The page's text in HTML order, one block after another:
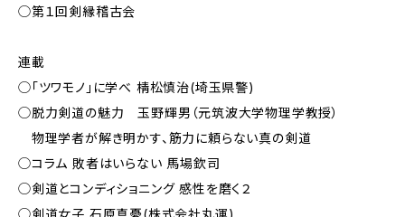
◯第１回剣縁稽古会
連載
◯「ツワモノ」に学べ 棈松慎治(埼玉県警)
◯脱力剣道の魅力 玉野輝男（元筑波大学物理学教授）
物理学者が解き明かす、筋力に頼らない真の剣道
◯コラム 敗者はいらない 馬場欽司
◯剣道とコンディショニング 感性を磨く２
◯剣道女子 石原真憂(株式会社丸運)